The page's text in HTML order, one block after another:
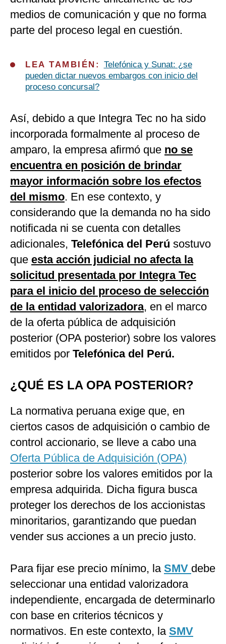
medios de comunicación y que no forma
parte del proceso legal en cuestión.
LEA TAMBIÉN: Telefónica y Sunat: ¿se
pueden dictar nuevos embargos con inicio del
proceso concursal?
Así, debido a que Integra Tec no ha sido
incorporada formalmente al proceso de
amparo, la empresa afirmó que no se
encuentra en posición de brindar
mayor información sobre los efectos
del mismo. En ese contexto, y
considerando que la demanda no ha sido
notificada ni se cuenta con detalles
adicionales, Telefónica del Perú sostuvo
que esta acción judicial no afecta la
solicitud presentada por Integra Tec
para el inicio del proceso de selección
de la entidad valorizadora, en el marco
de la oferta pública de adquisición
posterior (OPA posterior) sobre los valores
emitidos por Telefónica del Perú.
¿QUÉ ES LA OPA POSTERIOR?
La normativa peruana exige que, en
ciertos casos de adquisición o cambio de
control accionario, se lleve a cabo una
Oferta Pública de Adquisición (OPA)
posterior sobre los valores emitidos por la
empresa adquirida. Dicha figura busca
proteger los derechos de los accionistas
minoritarios, garantizando que puedan
vender sus acciones a un precio justo.
Para fijar ese precio mínimo, la SMV debe
seleccionar una entidad valorizadora
independiente, encargada de determinarlo
con base en criterios técnicos y
normativos. En este contexto, la SMV